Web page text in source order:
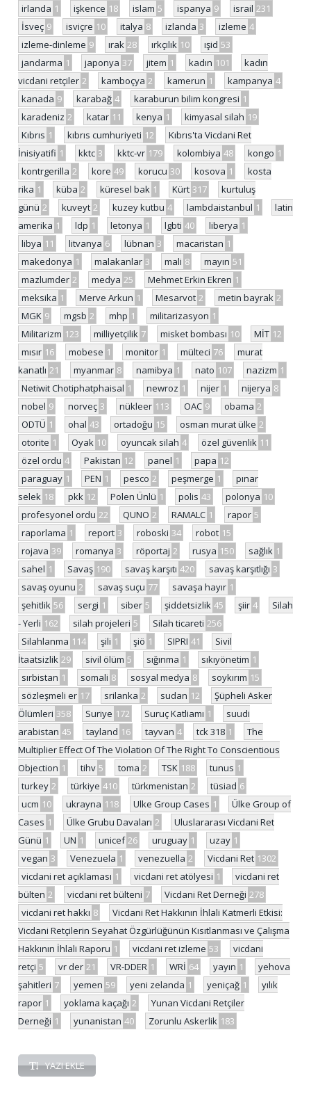
irlanda 1 işkence 18 islam 5 ispanya 9 israil 231
İsveç 9 isviçre 10 italya 8 izlanda 3 izleme 4
izleme-dinleme 9 ırak 28 ırkçılık 10 ışid 53
jandarma 1 japonya 37 jitem 1 kadın 101
kadın
vicdani retçiler 2 kamboçya 2 kamerun 1 kampanya 4
kanada 9 karabağ 4 karaburun bilim kongresi 1
karadeniz 2 katar 11 kenya 1 kimyasal silah 19
Kıbrıs 1 kıbrıs cumhuriyeti 12
Kıbrıs'ta Vicdani Ret
İnisiyatifi 1 kktc 3 kktc-vr 179 kolombiya 48 kongo 1
kontrgerilla 2 kore 49 korucu 30 kosova 1
kosta
rika 1 küba 2 küresel bak 1 Kürt 317
kurtuluş
günü 2 kuveyt 2 kuzey kutbu 4 lambdaistanbul 1
latin
amerika 1 ldp 1 letonya 1 lgbti 40 liberya 1
libya 11 litvanya 6 lübnan 3 macaristan 1
makedonya 1 malakanlar 3 mali 8 mayın 51
mazlumder 2 medya 25 Mehmet Erkin Ekren 1
meksika 1 Merve Arkun 1 Mesarvot 2 metin bayrak 2
MGK 9 mgsb 2 mhp 1 militarizasyon 1
Militarizm 123 milliyetçilik 7 misket bombası 10 MİT 12
mısır 16 mobese 1 monitor 1 mülteci 76
murat
kanatlı 21 myanmar 8 namibya 1 nato 107 nazizm 1
Netiwit Chotiphatphaisal 1 newroz 1 nijer 1 nijerya 8
nobel 9 norveç 3 nükleer 113 OAC 9 obama 2
ODTÜ 1 ohal 43 ortadoğu 15 osman murat ülke 2
otorite 1 Oyak 10 oyuncak silah 4 özel güvenlik 11
özel ordu 4 Pakistan 12 panel 1 papa 12
paraguay 1 PEN 1 pesco 2 peşmerge 1
pınar
selek 18 pkk 12 Polen Ünlü 1 polis 43 polonya 10
profesyonel ordu 22 QUNO 2 RAMALC 1 rapor 5
raporlama 1 report 3 roboski 34 robot 15
rojava 39 romanya 3 röportaj 2 rusya 150 sağlık 1
sahel 1 Savaş 190 savaş karşıtı 420 savaş karşıtlığı 3
savaş oyunu 2 savaş suçu 77 savaşa hayır 1
şehitlik 56 sergi 1 siber 5 şiddetsizlik 45 şiir 4
Silah
- Yerli 162 silah projeleri 5 Silah ticareti 256
Silahlanma 114 şili 1 şiö 1 SIPRI 41
Sivil
İtaatsizlik 29 sivil ölüm 5 sığınma 1 sıkıyönetim 1
sırbistan 1 somali 8 sosyal medya 8 soykırım 15
sözleşmeli er 17 srilanka 2 sudan 12
Şüpheli Asker
Ölümleri 358 Suriye 172 Suruç Katliamı 1
suudi
arabistan 45 tayland 16 tayvan 4 tck 318 1
The
Multiplier Effect Of The Violation Of The Right To Conscientious
Objection 1 tihv 5 toma 2 TSK 188 tunus 1
turkey 2 türkiye 410 türkmenistan 2 tüsiad 6
ucm 10 ukrayna 118 Ulke Group Cases 1
Ülke Group of
Cases 1 Ülke Grubu Davaları 2
Uluslararası Vicdani Ret
Günü 1 UN 1 unicef 26 uruguay 1 uzay 1
vegan 3 Venezuela 1 venezuella 2 Vicdani Ret 1302
vicdani ret açıklaması 1 vicdani ret atölyesi 1
vicdani ret
bülten 2 vicdani ret bülteni 7 Vicdani Ret Derneği 278
vicdani ret hakkı 8
Vicdani Ret Hakkının İhlali Katmerli Etkisi:
Vicdani Retçilerin Seyahat Özgürlüğünün Kısıtlanması ve Çalışma
Hakkının İhlali Raporu 1 vicdani ret izleme 53
vicdani
retçi 5 vr der 21 VR-DDER 1 WRİ 64 yayın 1
yehova
şahitleri 7 yemen 59 yeni zelanda 1 yeniçağ 1
yılık
rapor 1 yoklama kaçağı 2
Yunan Vicdani Retçiler
Derneği 1 yunanistan 40 Zorunlu Askerlik 183
YAZI EKLE